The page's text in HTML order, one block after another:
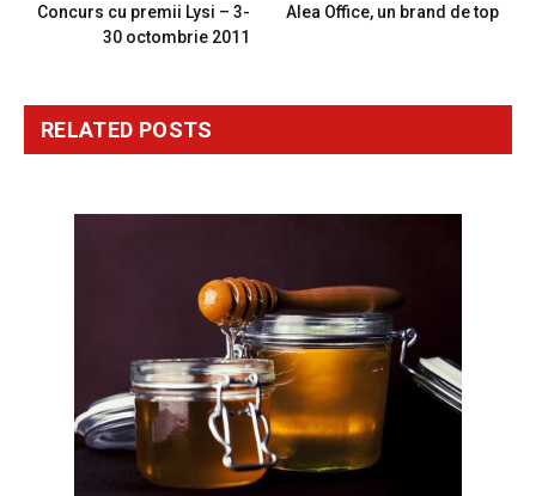
Concurs cu premii Lysi – 3-
30 octombrie 2011
Alea Office, un brand de top
RELATED POSTS